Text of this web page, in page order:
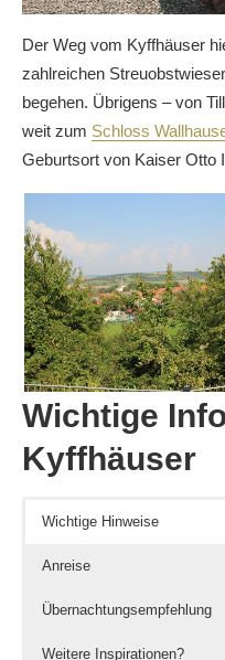
Der Weg vom Kyffhäuser
zahlreichen
begehen. Übrigens – von
weit zum Schloss
Geburtsort von Kaiser Otto
Wichtige
Kyffhäuser
Wichtige Hinweise
Anreise
Übernachtungsempfehlung
Weitere Inspirationen?